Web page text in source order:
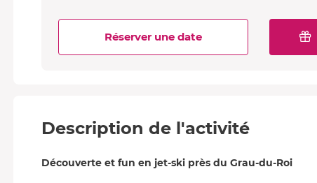
Réserver une date
Description de l'activité
Découverte et fun en jet-ski près du Grau-du-Roi